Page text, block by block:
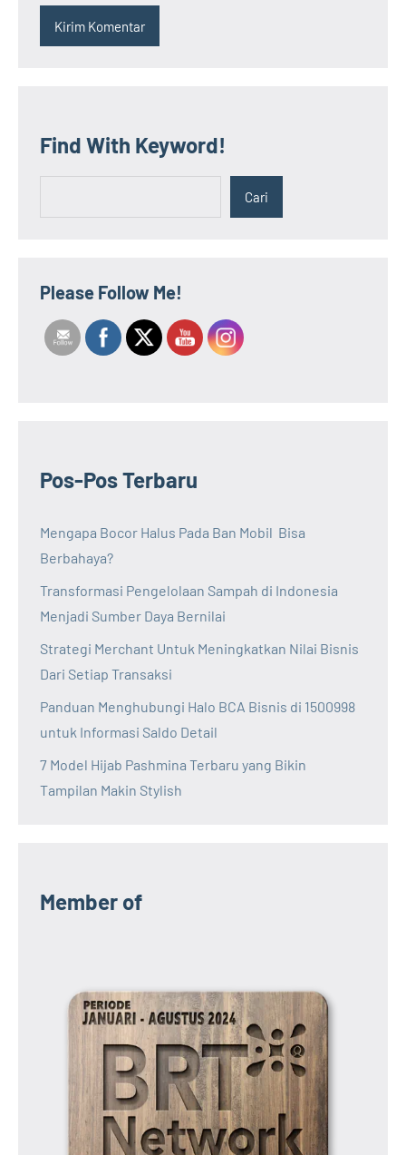
Find With Keyword!
Cari
Please Follow Me!
Pos-Pos Terbaru
Mengapa Bocor Halus Pada Ban Mobil Bisa
Berbahaya?
Transformasi Pengelolaan Sampah di Indonesia
Menjadi Sumber Daya Bernilai
Strategi Merchant Untuk Meningkatkan Nilai Bisnis
Dari Setiap Transaksi
Panduan Menghubungi Halo BCA Bisnis di 1500998
untuk Informasi Saldo Detail
7 Model Hijab Pashmina Terbaru yang Bikin
Tampilan Makin Stylish
Member of